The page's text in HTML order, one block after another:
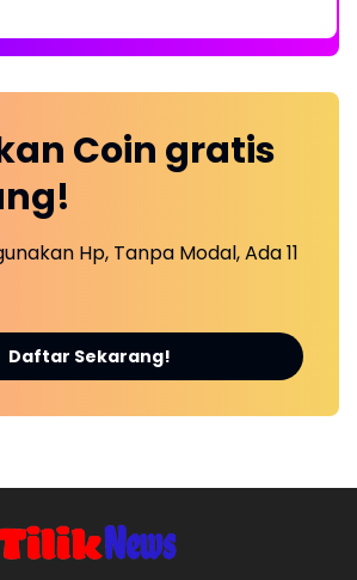
Coin gratis
Hp, Tanpa Modal, Ada 11
Daftar Sekarang!